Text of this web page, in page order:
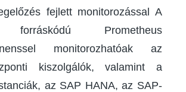
fejlett monitorozással A
Prometheus
monitorozhatóak az
kiszolgálók, valamint a
az SAP HANA, az SAP-